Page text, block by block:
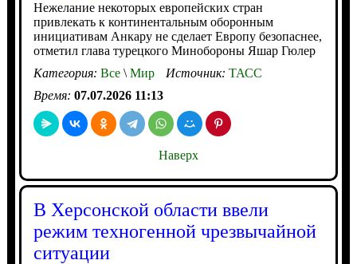
Нежелание некоторых европейских стран
привлекать к континентальным оборонным
инициативам Анкару не сделает Европу безопаснее,
отметил глава турецкого Минобороны Яшар Гюлер
Категория: Все\Мир Источник: ТАСС
Время: 07.07.2026 11:13
Наверх
В Херсонской области ввели
режим техногенной чрезвычайной
ситуации